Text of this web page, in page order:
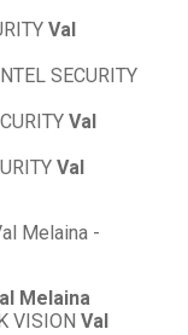
Val
SECURITY
Val
Val
Melaina
VISION Val